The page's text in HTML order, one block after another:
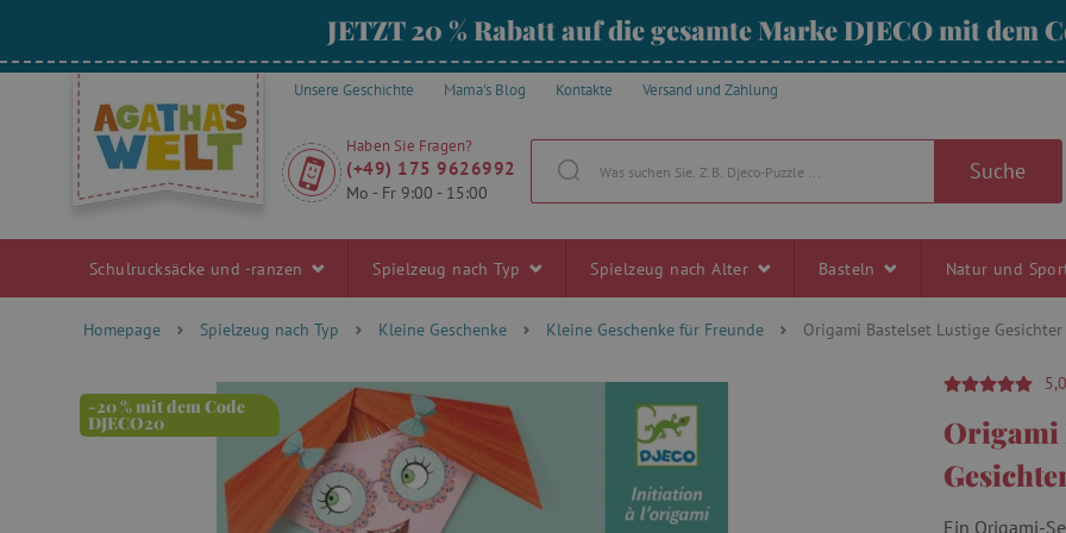
JETZT 20 % Rabatt auf die gesamte Marke DJECO mit dem
Unsere Geschichte Mama's Blog Kontakte Versand und Zahlung
Haben Sie Fragen?
(+49) 175 9626992
Mo - Fr 9:00 - 15:00
Suche
Schulrucksäcke und -ranzen Spielzeug nach Typ Spielzeug nach Alter Basteln Natur und
Homepage Spielzeug nach Typ Kleine Geschenke Kleine Geschenke für Freunde Origami Bastelset Lustige Gesichter
-20 % mit dem Code
DJECO20
5,0
Origami
Ein Origami-